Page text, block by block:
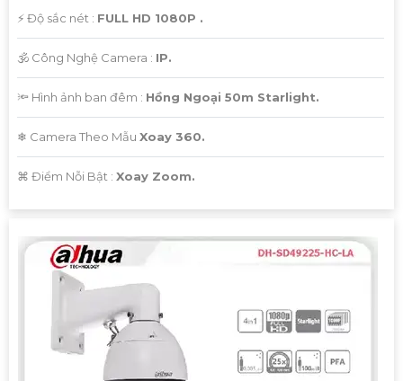
Hy vọng mô tả trên sẽ giúp bạn có thêm thông tin về
Camera Dahua chính hãng và quyết định cho dự án của
mình. Nếu cần thêm hỗ trợ, bạn có thể cho biết thêm chi
tiết để được tư vấn cụ thể hơn.
️⚡ Độ sắc nét : FULL HD 1080P .
🕉️ Công Nghệ Camera : IP.
🔦 Hình ảnh ban đêm : Hồng Ngoại 50m Starlight.
❄ Camera Theo Mẫu Xoay 360.
️⌘ Điểm Nỗi Bật : Xoay Zoom.